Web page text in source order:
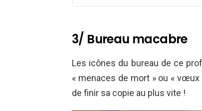
3/ Bureau macabre
Les icônes du bureau de ce
« menaces de mort » ou «
de finir sa copie au plus vite !